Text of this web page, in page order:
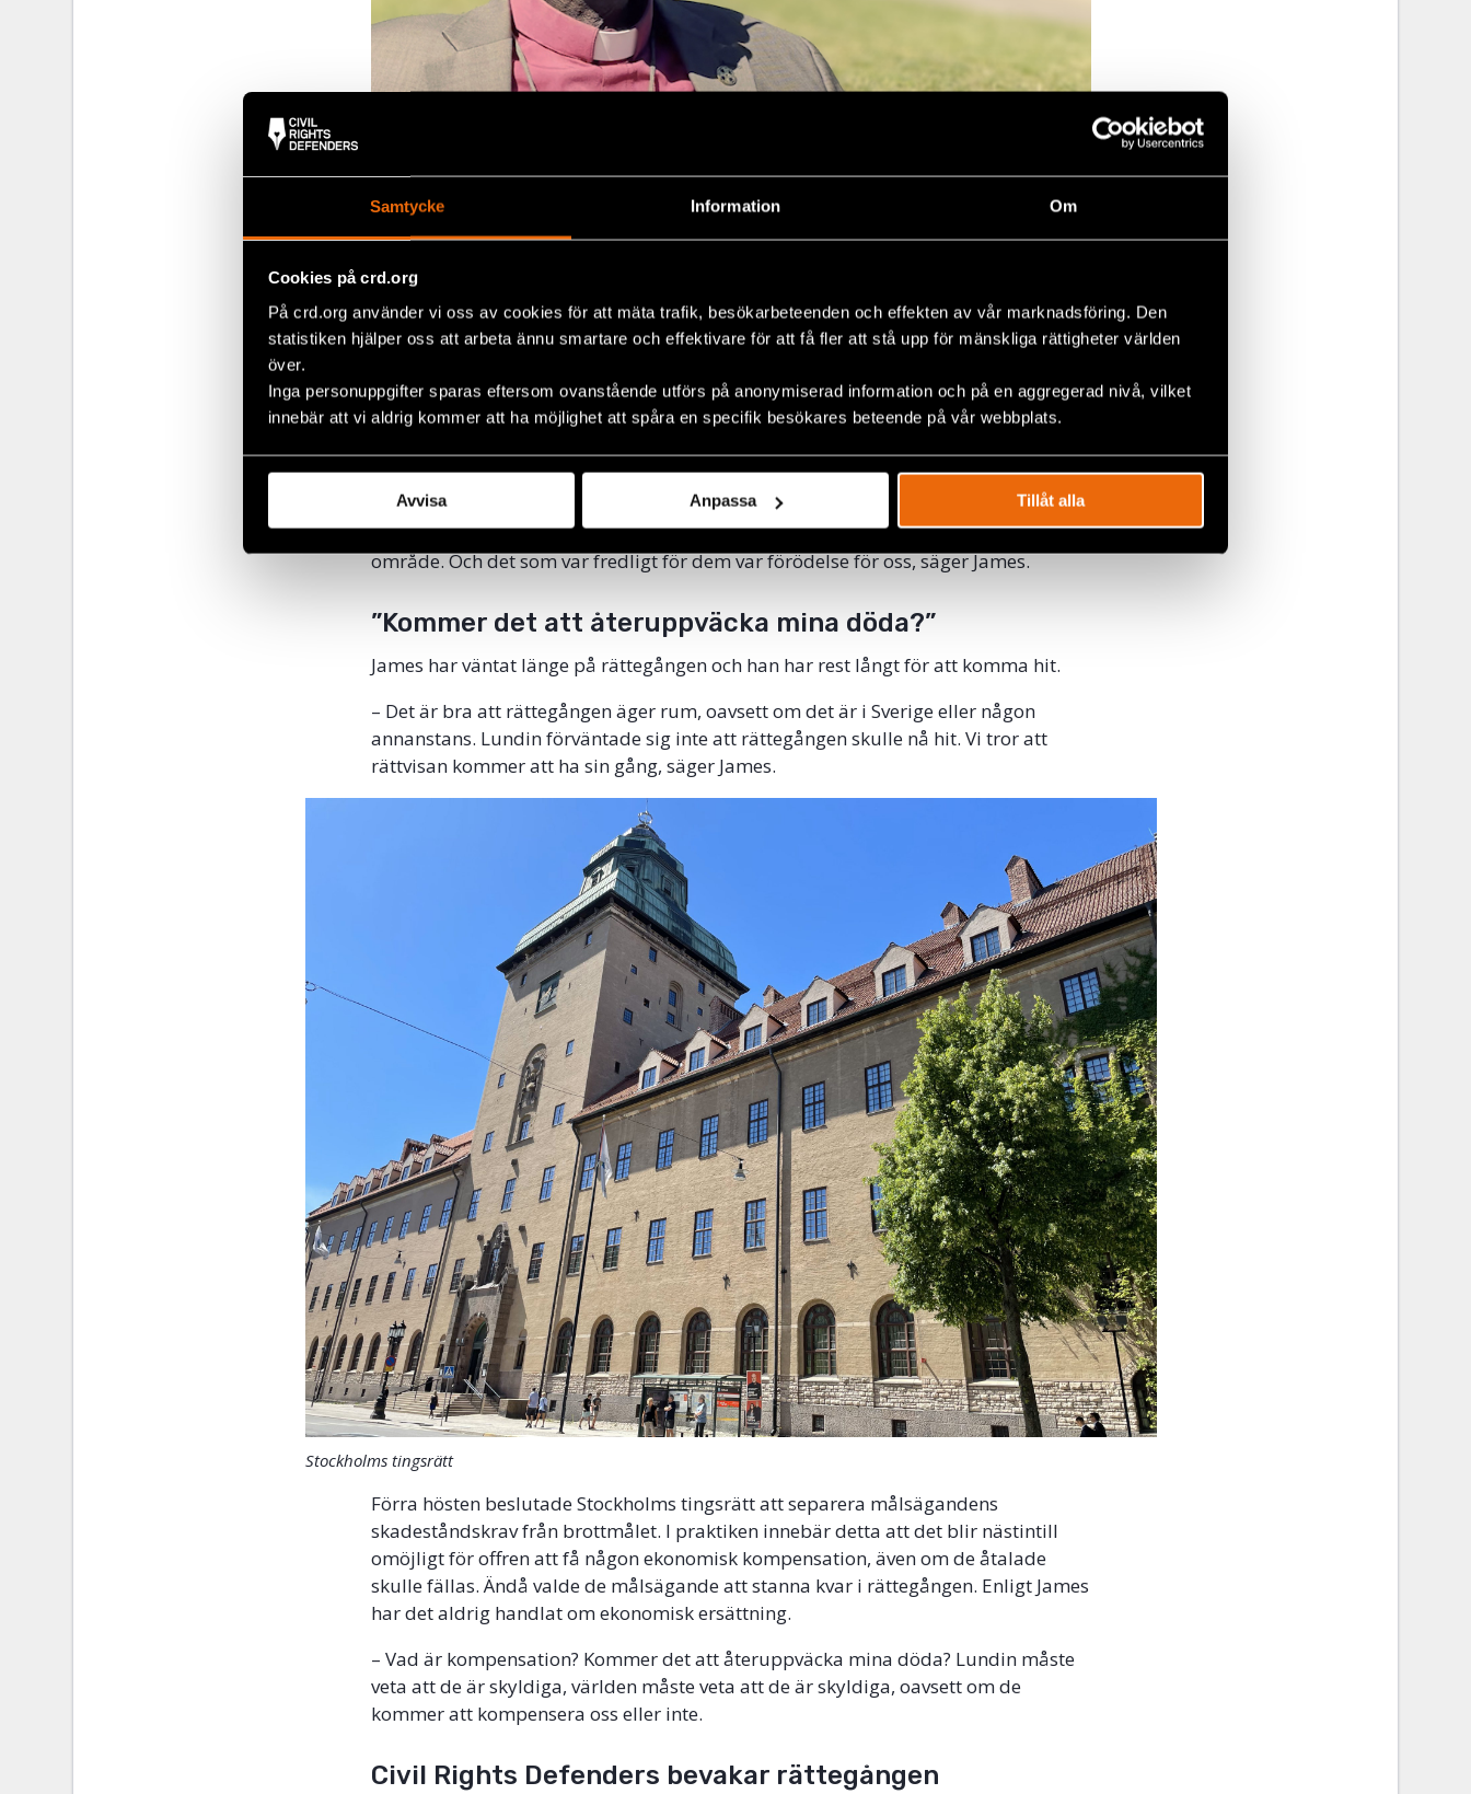
Samtycke Information Om
Cookies på crd.org
På crd.org använder vi oss av cookies för att mäta trafik, besökarbeteenden och effekten av vår marknadsföring. Den
statistiken hjälper oss att arbeta ännu smartare och effektivare för att få fler att stå upp för mänskliga rättigheter världen
över.
Inga personuppgifter sparas eftersom ovanstående utförs på anonymiserad information och på en aggregerad nivå, vilket
innebär att vi aldrig kommer att ha möjlighet att spåra en specifik besökares beteende på vår webbplats.
Avvisa Anpassa Tillåt alla
James Ninrew Dong
James förklarar att attackerna genomfördes systematiskt i tre steg. Först kom
Antonov-bombplanen, som bombade civila och boskap. Sedan flög en bestyckad
området, och jagade bort dem genom att skjuta. Ibland åtföljdes helikoptrarna av
marktrupper.
– När de hade drivit bort folket från området byggde de vägen. Sedan flyttade de
framåt igen, säger James.
– De drev på regeringen för att rensa områdena så att de kunde verka i ett fredligt
område. Och det som var fredligt för dem var förödelse för oss, säger James.
”Kommer det att återuppväcka mina döda?”
James har väntat länge på rättegången och han har rest långt för att komma hit.
– Det är bra att rättegången äger rum, oavsett om det är i Sverige eller någon
annanstans. Lundin förväntade sig inte att rättegången skulle nå hit. Vi tror att
rättvisan kommer att ha sin gång, säger James.
Stockholms tingsrätt
Förra hösten beslutade Stockholms tingsrätt att separera målsägandens
skadeståndskrav från brottmålet. I praktiken innebär detta att det blir nästintill
omöjligt för offren att få någon ekonomisk kompensation, även om de åtalade
skulle fällas. Ändå valde de målsägande att stanna kvar i rättegången. Enligt James
har det aldrig handlat om ekonomisk ersättning.
– Vad är kompensation? Kommer det att återuppväcka mina döda? Lundin måste
veta att de är skyldiga, världen måste veta att de är skyldiga, oavsett om de
kommer att kompensera oss eller inte.
Civil Rights Defenders bevakar rättegången